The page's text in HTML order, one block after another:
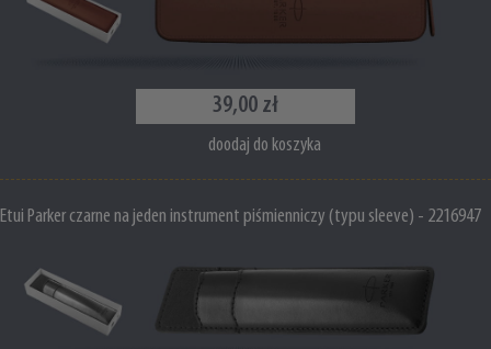
39,00 zł
doodaj do koszyka
Etui Parker czarne na jeden instrument piśmienniczy (typu sleeve) - 2216947